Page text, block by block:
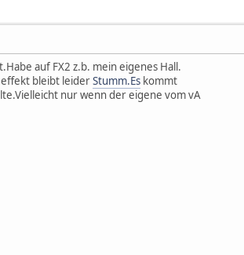
auf FX2 z.b. mein eigenes Hall.
bleibt leiderStumm.Es kommt
nur wenn der eigene vom vA